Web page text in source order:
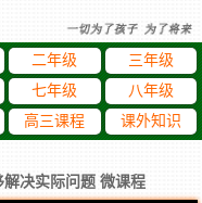
二年级
三年级
七年级
八年级
高三课程 课外知识
决实际问题 微课程